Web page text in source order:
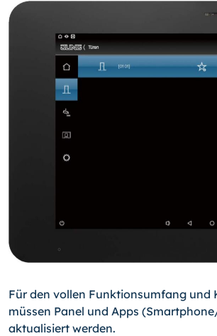
Für den vollen Funktionsumfang und
müssen Panel und Apps
aktualisiert werden.